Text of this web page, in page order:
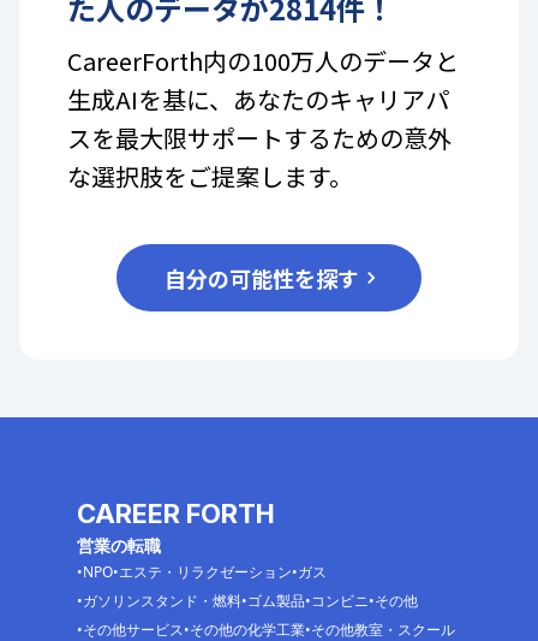
CareerForth内の100万人のデータと
生成AIを基に、あなたのキャリアパ
スを最大限サポートするための意外
な選択肢をご提案します。
自分の可能性を探す
CAREER FORTH
営業の転職
NPO エステ・リラクゼーション ガス
ガソリンスタンド・燃料 ゴム製品 コンビニ その他
その他サービス その他の化学工業 その他教室・スクール